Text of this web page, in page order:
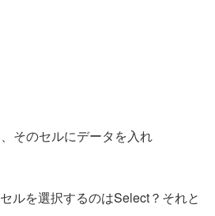
そのセルにデータを入れ
ルを選択するのはSelect？それと